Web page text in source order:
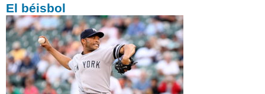
El béisbol